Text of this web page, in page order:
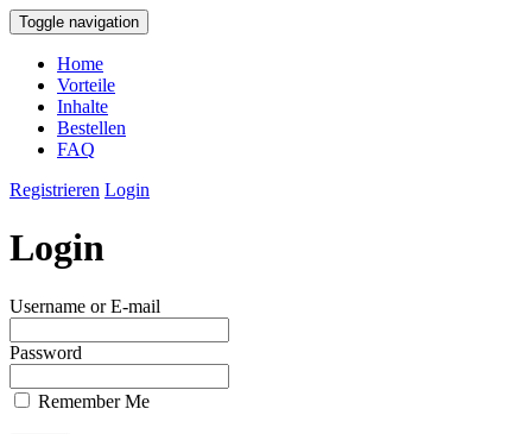
Toggle navigation
Home
Vorteile
Inhalte
Bestellen
FAQ
Registrieren Login
Login
Username or E-mail
Password
Remember Me